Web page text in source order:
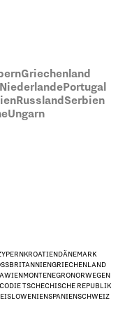
Griechenland
NiederlandePortugal
RusslandSerbien
Ungarn
KROATIENDÄNEMARK
GRIECHENLAND
MONTENEGRONORWEGEN
DIE TSCHECHISCHE REPUBLIK
SLOWENIENSPANIENSCHWEIZ